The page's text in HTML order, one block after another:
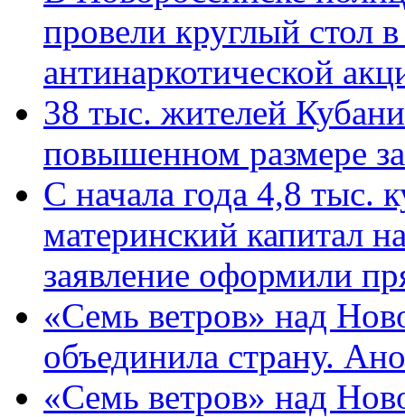
провели круглый стол
антинаркотической
38 тыс. жителей
повышенном размере
С начала года 4,8 тыс.
материнский капитал
заявление оформили
«Семь ветров» над
объединила страну.
«Семь ветров» над